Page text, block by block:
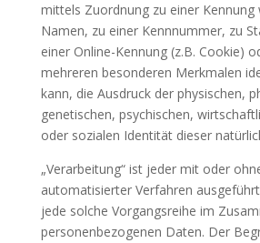
mittels Zuordnung zu einer Kennung
Namen, zu einer Kennnummer, zu
einer Online-Kennung (z.B. Cookie)
mehreren besonderen Merkmalen
kann, die Ausdruck der physischen,
genetischen, psychischen,
oder sozialen Identität dieser
„Verarbeitung“ ist jeder mit oder
automatisierter Verfahren
jede solche Vorgangsreihe im
personenbezogenen Daten. Der